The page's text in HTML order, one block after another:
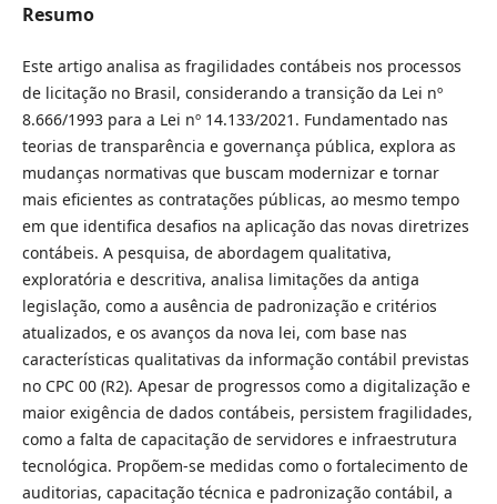
Resumo
Este artigo analisa as fragilidades contábeis nos processos
de licitação no Brasil, considerando a transição da Lei nº
8.666/1993 para a Lei nº 14.133/2021. Fundamentado nas
teorias de transparência e governança pública, explora as
mudanças normativas que buscam modernizar e tornar
mais eficientes as contratações públicas, ao mesmo tempo
em que identifica desafios na aplicação das novas diretrizes
contábeis. A pesquisa, de abordagem qualitativa,
exploratória e descritiva, analisa limitações da antiga
legislação, como a ausência de padronização e critérios
atualizados, e os avanços da nova lei, com base nas
características qualitativas da informação contábil previstas
no CPC 00 (R2). Apesar de progressos como a digitalização e
maior exigência de dados contábeis, persistem fragilidades,
como a falta de capacitação de servidores e infraestrutura
tecnológica. Propõem-se medidas como o fortalecimento de
auditorias, capacitação técnica e padronização contábil, a